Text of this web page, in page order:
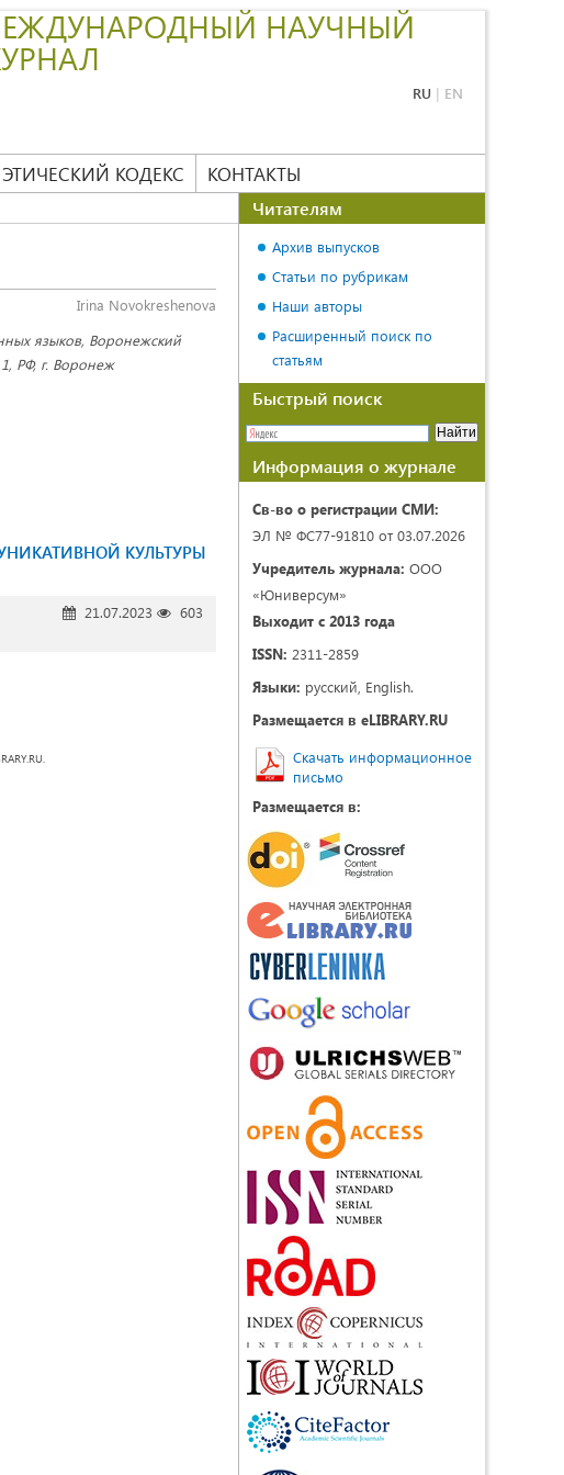
НАУЧНЫЙ
RU | EN
ЭТИЧЕСКИЙ КОДЕКС КОНТАКТЫ
Irina Novokreshenova
языков, Воронежский
РФ, г. Воронеж
КУЛЬТУРЫ
21.07.2023
603
Читателям
Архив выпусков
Статьи по рубрикам
Наши авторы
Расширенный поиск по
статьям
Быстрый поиск
Информация о журнале
Св-во о регистрации СМИ:
ЭЛ № ФС77-91810 от 03.07.2026
Учредитель журнала: ООО
«Юниверсум»
Выходит с 2013 года
ISSN: 2311-2859
Языки: русский, English.
Размещается в eLIBRARY.RU
Скачать информационное
письмо
Размещается в: